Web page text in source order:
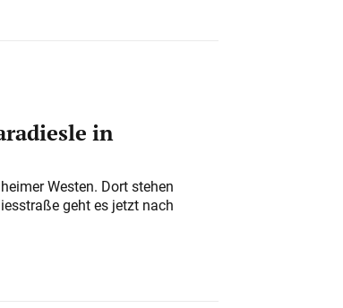
in
Westen. Dort stehen
geht es jetzt nach